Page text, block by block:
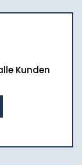
Kunden